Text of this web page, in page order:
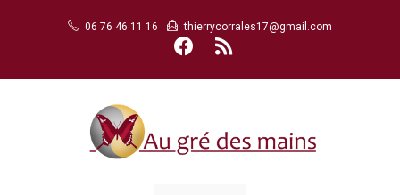
06 76 46 11 16 thierrycorrales17@gmail.com